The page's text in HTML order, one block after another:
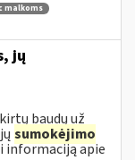
malkoms
jų
baudų už
sumokėjimo
informaciją apie